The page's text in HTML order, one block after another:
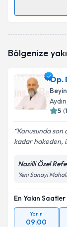
oluşturun.
E-posta
Metni
Bölgenize
Op.
Aydın
5 (
Konusunda son
kadar hakeden,
Nazilli Özel
Yeni Sanayi
En Yakın Saatler
Yarın
09:00